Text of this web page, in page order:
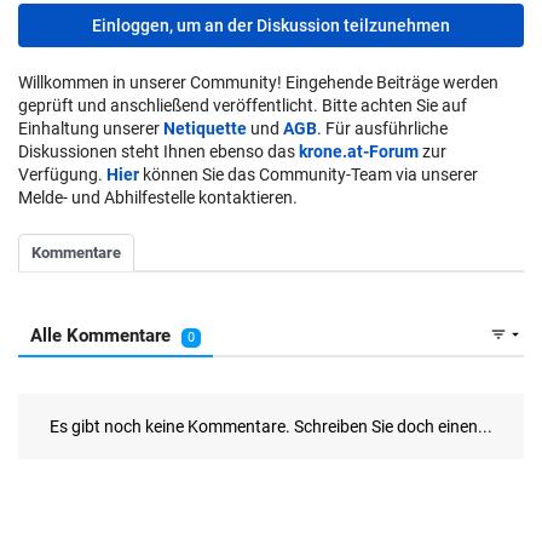
Einloggen, um an der Diskussion teilzunehmen
Willkommen in unserer Community! Eingehende Beiträge werden
geprüft und anschließend veröffentlicht. Bitte achten Sie auf
Einhaltung unsererNetiquette und AGB. Für ausführliche
Diskussionen steht Ihnen ebenso das krone.at-Forumzur
Verfügung. Hier können Sie das Community-Team via unserer
Melde- und Abhilfestelle kontaktieren.